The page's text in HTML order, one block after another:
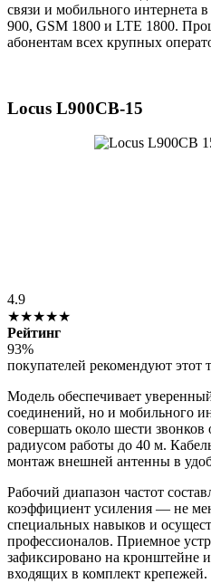
связи и мобильного интернета
900, GSM 1800 и LTE 1800.
абонентам всех крупных
Locus L900CB-15
4.9
★★★★★
Рейтинг
93%
покупателей рекомендуют этот
Модель обеспечивает
соединений, но и мобильного
совершать около шести
радиусом работы до 40 м.
монтаж внешней антенны в
Рабочий диапазон частот
коэффициент усиления — не
специальных навыков и
профессионалов. Приемное
зафиксировано на кронштейне
входящих в комплект крепежей.